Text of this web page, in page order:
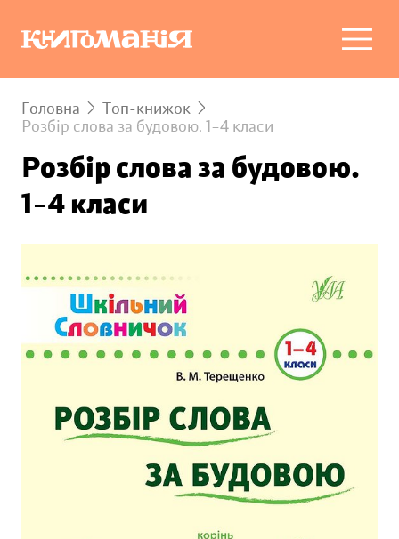
Головна
Топ-книжок
Розбір слова за будовою. 1–4 класи
Розбір слова за будовою.
1–4 класи